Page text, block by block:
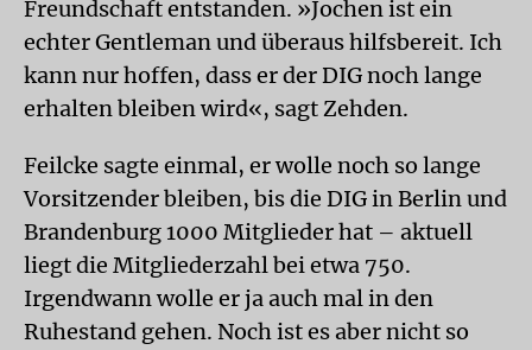
Freundschaft entstanden. »Jochen ist ein
echter Gentleman und überaus hilfsbereit. Ich
kann nur hoffen, dass er der DIG noch lange
erhalten bleiben wird«, sagt Zehden.
Feilcke sagte einmal, er wolle noch so lange
Vorsitzender bleiben, bis die DIG in Berlin und
Brandenburg 1000 Mitglieder hat – aktuell
liegt die Mitgliederzahl bei etwa 750.
Irgendwann wolle er ja auch mal in den
Ruhestand gehen. Noch ist es aber nicht so